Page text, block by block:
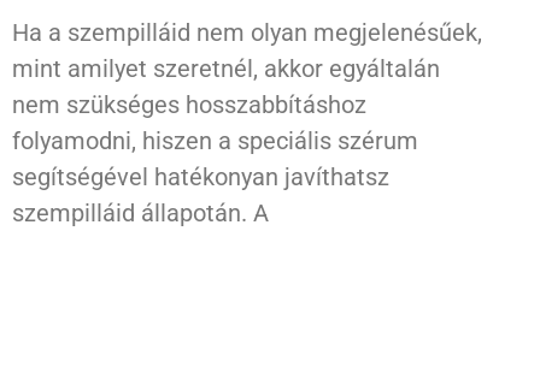
Ha a szempilláid nem olyan megjelenésűek,
mint amilyet szeretnél, akkor egyáltalán
nem szükséges hosszabbításhoz
folyamodni, hiszen a speciális szérum
segítségével hatékonyan javíthatsz
szempilláid állapotán. A